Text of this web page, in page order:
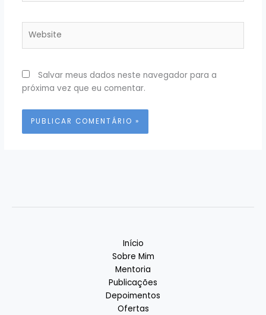
Salvar meus dados neste navegador para a
próxima vez que eu comentar.
Início
Sobre Mim
Mentoria
Publicações
Depoimentos
Ofertas